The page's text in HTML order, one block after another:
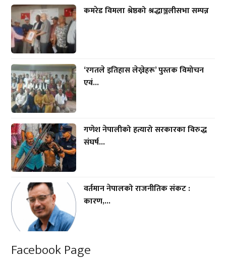
कमरेड विमला श्रेष्ठको श्रद्धाञ्जलीसभा सम्पन्न
‘रगतले इतिहास लेख्नेहरू’ पुस्तक विमोचन
एवं...
गणेश नेपालीको हत्यारो सरकारका विरुद्ध
संघर्ष...
वर्तमान नेपालको राजनीतिक संकट :
कारण,...
Facebook Page